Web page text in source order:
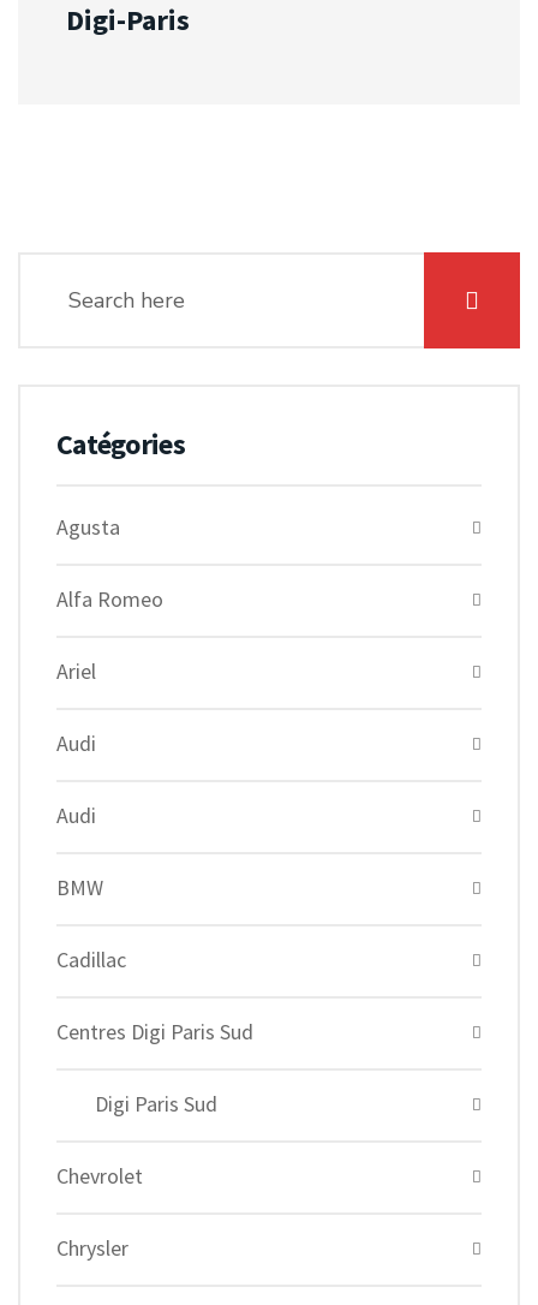
Digi-Paris
Catégories
Agusta
Alfa Romeo
Ariel
Audi
Audi
BMW
Cadillac
Centres Digi Paris Sud
Digi Paris Sud
Chevrolet
Chrysler